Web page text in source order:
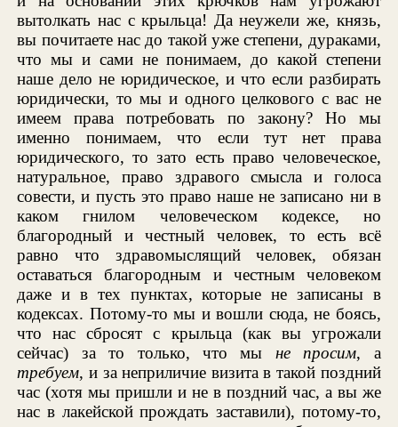
вытолкать нас с крыльца! Да неужели же, князь,
вы почитаете нас до такой уже степени, дураками,
что мы и сами не понимаем, до какой степени
наше дело не юридическое, и что если разбирать
юридически, то мы и одного целкового с вас не
имеем права потребовать по закону? Но мы
именно понимаем, что если тут нет права
юридического, то зато есть право человеческое,
натуральное, право здравого смысла и голоса
совести, и пусть это право наше не записано ни в
каком гнилом человеческом кодексе, но
благородный и честный человек, то есть всё
равно что здравомыслящий человек, обязан
оставаться благородным и честным человеком
даже и в тех пунктах, которые не записаны в
кодексах. Потому-то мы и вошли сюда, не боясь,
что нас сбросят с крыльца (как вы угрожали
сейчас) за то только, что мы не просим, а
требуем, и за неприличие визита в такой поздний
час (хотя мы пришли и не в поздний час, а вы же
нас в лакейской прождать заставили), потому-то,